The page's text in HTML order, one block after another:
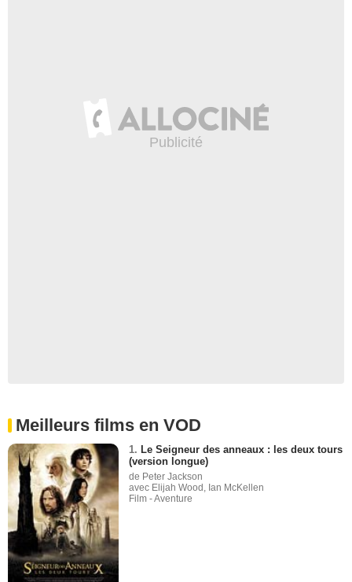
Meilleurs films en VOD
1. Le Seigneur des anneaux : les deux tours
(version longue)
de Peter Jackson
avec Elijah Wood, Ian McKellen
Film - Aventure